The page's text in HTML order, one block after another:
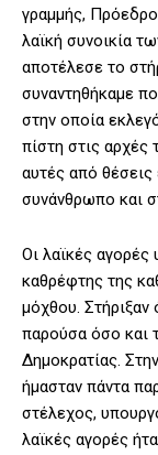
γραμμής,
λαϊκή συνοικία
αποτέλεσε το
συναντηθήκαμε
στην οποία
πίστη στις αρχές
αυτές από
συνάνθρωπο και
Οι λαϊκές αγορές
καθρέφτης της
μόχθου.
παρούσα όσο και
Δημοκρατίας.
ήμασταν πάντα
στέλεχος,
λαϊκές αγορές